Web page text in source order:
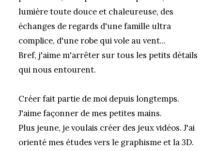
lumière toute douce et chaleureuse, des
échanges de regards d'une famille ultra
complice, d'une robe qui vole au vent...
Bref, j'aime m'arrêter sur tous les petits détails
qui nous entourent.
Créer fait partie de moi depuis longtemps.
J'aime façonner de mes petites mains.
Plus jeune, je voulais créer des jeux vidéos. J'ai
orienté mes études vers le graphisme et la 3D.